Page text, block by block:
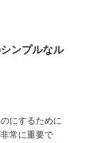
ンプルなル
にするために
常に重要で